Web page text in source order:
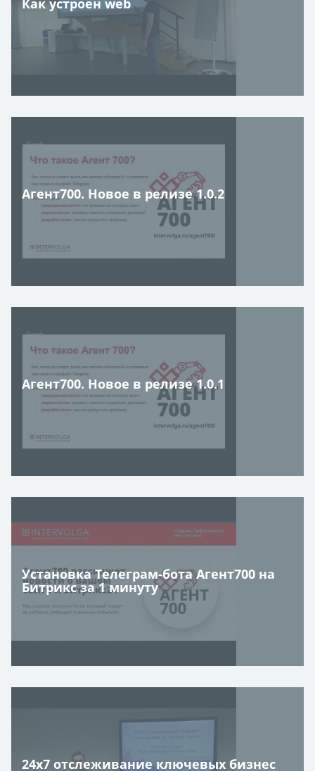
Как устроен web
Агент700. Новое в релизе 1.0.2
Агент700. Новое в релизе 1.0.1
Установка Телеграм-бота Агент700 на
Битрикс за 1 минуту
24х7 отслеживание ключевых бизнес